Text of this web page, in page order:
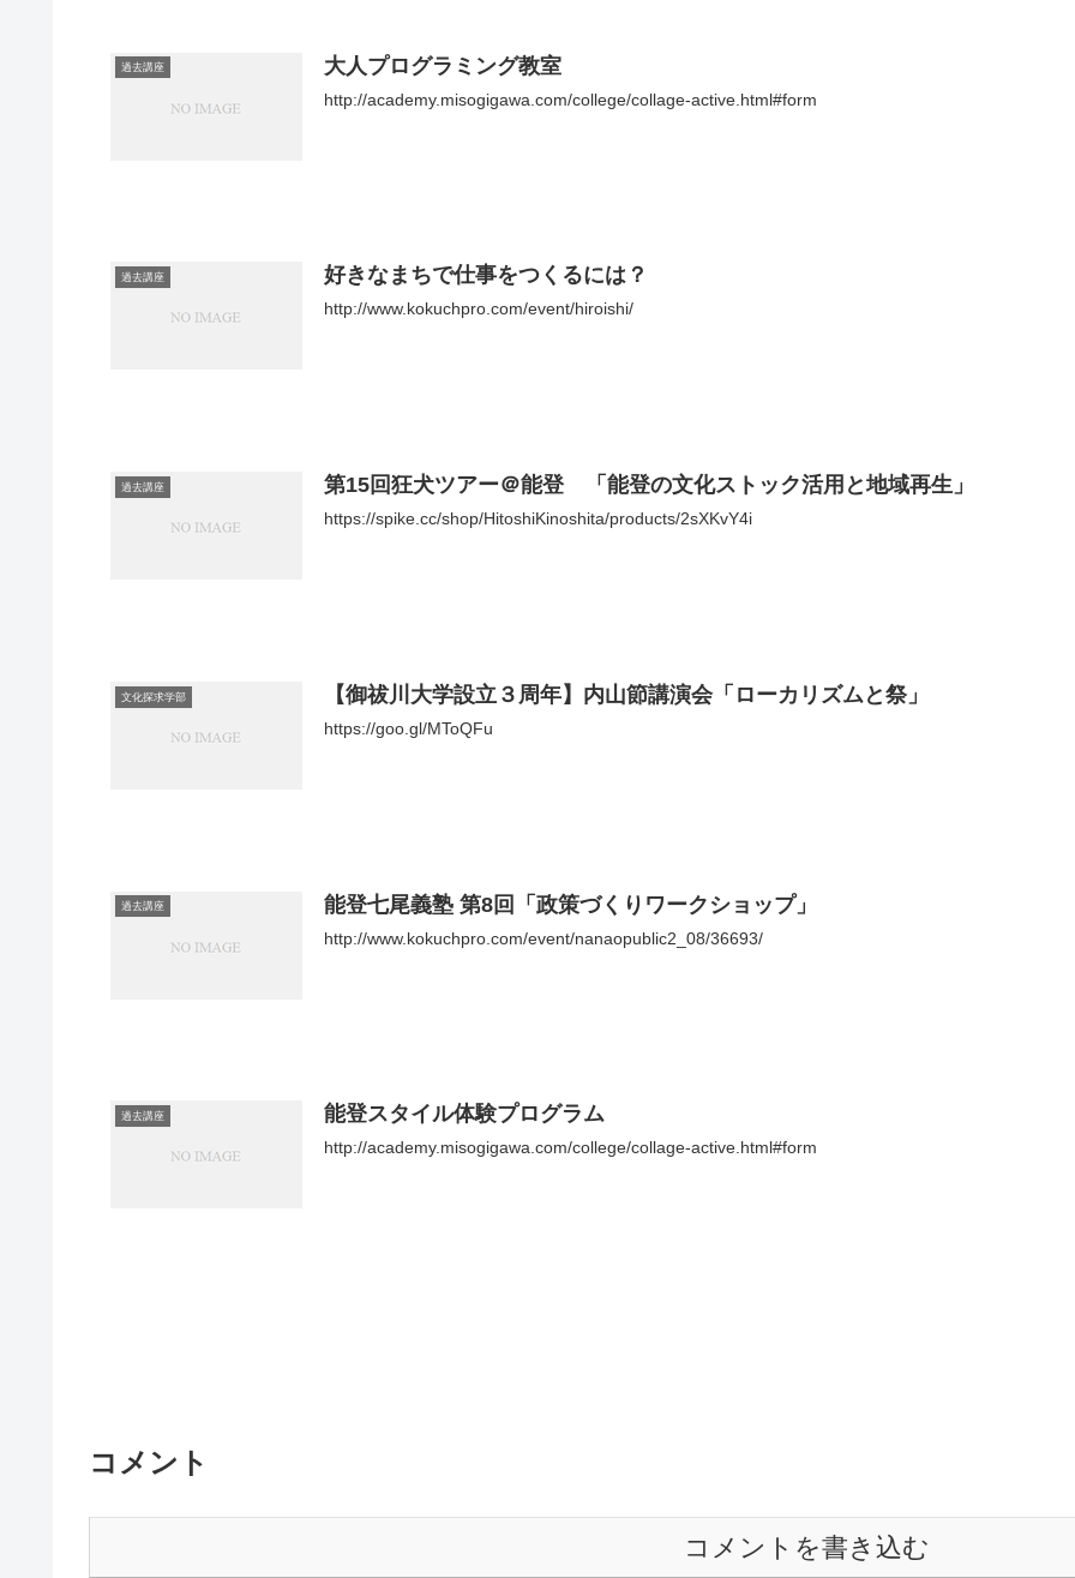
過去講座 大人プログラミング教室
http://academy.misogigawa.com/college/collage-active.html#form
過去講座 好きなまちで仕事をつくるには？
http://www.kokuchpro.com/event/hiroishi/
過去講座 第15回狂犬ツアー＠能登 「能登の文化ストック活用と地域再生」
https://spike.cc/shop/HitoshiKinoshita/products/2sXKvY4i
文化探求学部 【御祓川大学設立３周年】内山節講演会「ローカリズムと祭」
https://goo.gl/MToQFu
過去講座 能登七尾義塾 第8回「政策づくりワークショップ」
http://www.kokuchpro.com/event/nanaopublic2_08/36693/
過去講座 能登スタイル体験プログラム
http://academy.misogigawa.com/college/collage-active.html#form
コメント
コメントを書き込む